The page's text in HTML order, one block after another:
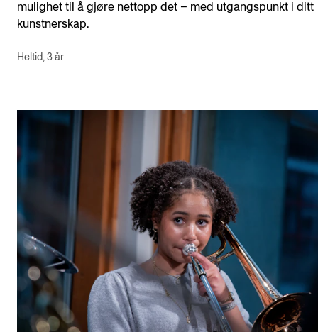
mulighet til å gjøre nettopp det – med utgangspunkt i ditt
kunstnerskap.
Heltid, 3 år